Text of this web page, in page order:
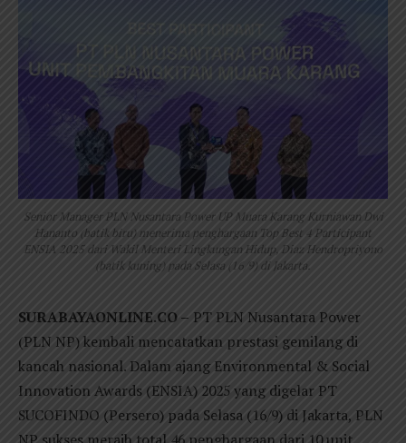
Senior Manager PLN Nusantara Power UP Muara Karang Kurniawan Dwi
Hananto (batik biru) menerima penghargaan Top Best 4 Participant
ENSIA 2025 dari Wakil Menteri Lingkungan Hidup, Diaz Hendropriyono
(batik kuning) pada Selasa (16/9) di Jakarta.
SURABAYAONLINE.CO – PT PLN Nusantara Power
(PLN NP) kembali mencatatkan prestasi gemilang di
kancah nasional. Dalam ajang Environmental & Social
Innovation Awards (ENSIA) 2025 yang digelar PT
SUCOFINDO (Persero) pada Selasa (16/9) di Jakarta, PLN